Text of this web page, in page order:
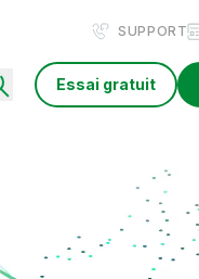
SUPPORT
Essai gratuit